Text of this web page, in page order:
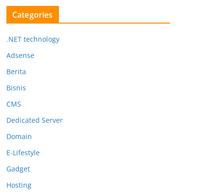
Categories
.NET technology
Adsense
Berita
Bisnis
CMS
Dedicated Server
Domain
E-Lifestyle
Gadget
Hosting